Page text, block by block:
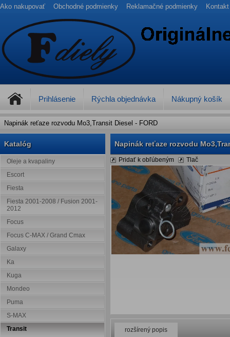
Ako nakupovať Obchodné podmienky Reklamačné podmienky Kontakt
Prihlásenie Rýchla objednávka Nákupný košík
Napinák reťaze rozvodu Mo3,Transit Diesel - FORD
Katalóg
Oleje a kvapaliny
Escort
Fiesta
Fiesta 2001-2008 / Fusion 2001-
2012
Focus
Focus C-MAX / Grand Cmax
Galaxy
Ka
Kuga
Mondeo
Puma
S-MAX
Transit
Napinák reťaze rozvodu
Pridať k obľúbeným Tlač
rozšírený popis